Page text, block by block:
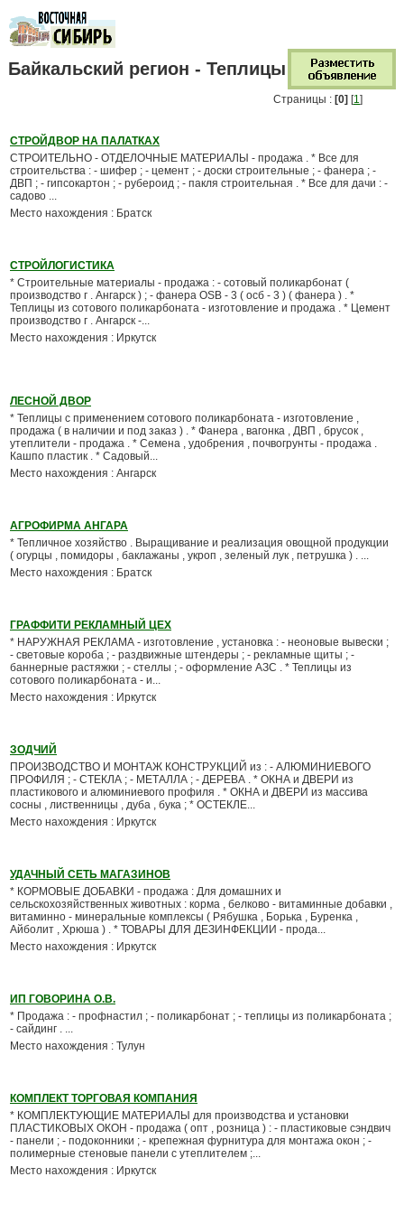
Байкальский регион - Теплицы
Страницы : [0] [1]
СТРОЙДВОР НА ПАЛАТКАХ
СТРОИТЕЛЬНО - ОТДЕЛОЧНЫЕ МАТЕРИАЛЫ - продажа . * Все для
строительства : - шифер ; - цемент ; - доски строительные ; - фанера ; -
ДВП ; - гипсокартон ; - рубероид ; - пакля строительная . * Все для дачи : -
садово ...
Место нахождения : Братск
СТРОЙЛОГИСТИКА
* Строительные материалы - продажа : - сотовый поликарбонат (
производство г . Ангарск ) ; - фанера OSB - 3 ( осб - 3 ) ( фанера ) . *
Теплицы из сотового поликарбоната - изготовление и продажа . * Цемент
производство г . Ангарск -...
Место нахождения : Иркутск
ЛЕСНОЙ ДВОР
* Теплицы с применением сотового поликарбоната - изготовление ,
продажа ( в наличии и под заказ ) . * Фанера , вагонка , ДВП , брусок ,
утеплители - продажа . * Семена , удобрения , почвогрунты - продажа .
Кашпо пластик . * Садовый...
Место нахождения : Ангарск
АГРОФИРМА АНГАРА
* Тепличное хозяйство . Выращивание и реализация овощной продукции
( огурцы , помидоры , баклажаны , укроп , зеленый лук , петрушка ) . ...
Место нахождения : Братск
ГРАФФИТИ РЕКЛАМНЫЙ ЦЕХ
* НАРУЖНАЯ РЕКЛАМА - изготовление , установка : - неоновые вывески ;
- световые короба ; - раздвижные штендеры ; - рекламные щиты ; -
баннерные растяжки ; - стеллы ; - оформление АЗС . * Теплицы из
сотового поликарбоната - и...
Место нахождения : Иркутск
ЗОДЧИЙ
ПРОИЗВОДСТВО И МОНТАЖ КОНСТРУКЦИЙ из : - АЛЮМИНИЕВОГО
ПРОФИЛЯ ; - СТЕКЛА ; - МЕТАЛЛА ; - ДЕРЕВА . * ОКНА и ДВЕРИ из
пластикового и алюминиевого профиля . * ОКНА и ДВЕРИ из массива
сосны , лиственницы , дуба , бука ; * ОСТЕКЛЕ...
Место нахождения : Иркутск
УДАЧНЫЙ СЕТЬ МАГАЗИНОВ
* КОРМОВЫЕ ДОБАВКИ - продажа : Для домашних и
сельскохозяйственных животных : корма , белково - витаминные добавки ,
витаминно - минеральные комплексы ( Рябушка , Борька , Буренка ,
Айболит , Хрюша ) . * ТОВАРЫ ДЛЯ ДЕЗИНФЕКЦИИ - прода...
Место нахождения : Иркутск
ИП ГОВОРИНА О.В.
* Продажа : - профнастил ; - поликарбонат ; - теплицы из поликарбоната ;
- сайдинг . ...
Место нахождения : Тулун
КОМПЛЕКТ ТОРГОВАЯ КОМПАНИЯ
* КОМПЛЕКТУЮЩИЕ МАТЕРИАЛЫ для производства и установки
ПЛАСТИКОВЫХ ОКОН - продажа ( опт , розница ) : - пластиковые сэндвич
- панели ; - подоконники ; - крепежная фурнитура для монтажа окон ; -
полимерные стеновые панели с утеплителем ;...
Место нахождения : Иркутск